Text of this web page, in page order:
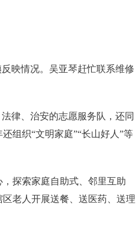
映情况。吴亚琴赶忙联系维修
律、治安的志愿服务队，还同
组织“文明家庭”“长山好人”等
探索家庭自助式、邻里互助
老人开展送餐、送医药、送理